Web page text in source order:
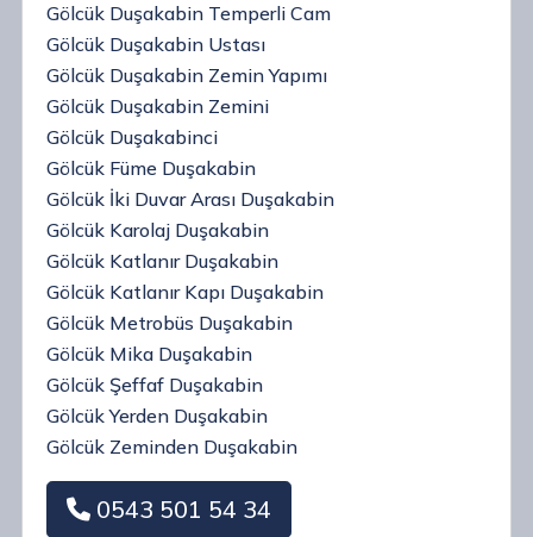
Gölcük Duşakabin Temperli Cam
Gölcük Duşakabin Ustası
Gölcük Duşakabin Zemin Yapımı
Gölcük Duşakabin Zemini
Gölcük Duşakabinci
Gölcük Füme Duşakabin
Gölcük İki Duvar Arası Duşakabin
Gölcük Karolaj Duşakabin
Gölcük Katlanır Duşakabin
Gölcük Katlanır Kapı Duşakabin
Gölcük Metrobüs Duşakabin
Gölcük Mika Duşakabin
Gölcük Şeffaf Duşakabin
Gölcük Yerden Duşakabin
Gölcük Zeminden Duşakabin
0543 501 54 34